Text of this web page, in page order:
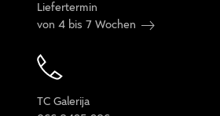
Liefertermin
von 4 bis 7 Wochen
TC Galerija